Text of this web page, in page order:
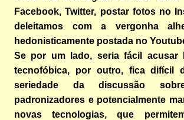
Facebook, Twitter, postar fotos no
deleitamos com a vergonha
hedonisticamente postada no
Se por um lado, seria fácil acusar
tecnofóbica, por outro, fica difícil
seriedade da discussão
padronizadores e potencialmente
novas tecnologias, que